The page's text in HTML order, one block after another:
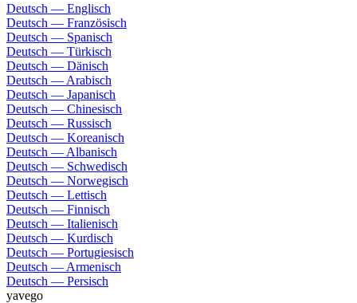
Deutsch — Englisch
Deutsch — Französisch
Deutsch — Spanisch
Deutsch — Türkisch
Deutsch — Dänisch
Deutsch — Arabisch
Deutsch — Japanisch
Deutsch — Chinesisch
Deutsch — Russisch
Deutsch — Koreanisch
Deutsch — Albanisch
Deutsch — Schwedisch
Deutsch — Norwegisch
Deutsch — Lettisch
Deutsch — Finnisch
Deutsch — Italienisch
Deutsch — Kurdisch
Deutsch — Portugiesisch
Deutsch — Armenisch
Deutsch — Persisch
yavego